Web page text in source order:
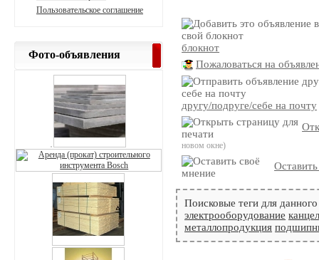
блокнот
Пожаловаться на
другу/подруге/себе на почту
новом окне)
Поисковые теги для
электрооборудование
металлопродукция
Пользовательское соглашение
Фото-объявления